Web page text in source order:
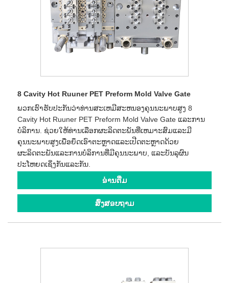
8 Cavity Hot Ruuner PET Preform Mold Valve Gate
ພວກເຮົາຮັບປະກັນວ່າທ່ານສະເຫມີສະຫນອງຄຸນນະພາບສູງ 8
Cavity Hot Ruuner PET Preform Mold Valve Gate ແລະການ
ບໍລິການ. ຊ່ວຍໃຫ້ທ່ານເລືອກຜະລິດຕະພັນທີ່ເຫມາະສົມແລະມີ
ຄຸນນະພາບສູງເພື່ອຍຶດເອົາຕະຫຼາດແລະເປີດຕະຫຼາດດ້ວຍ
ຜະລິດຕະພັນແລະການບໍລິການທີ່ມີຄຸນນະພາບ, ແລະບັນລຸຜົນ
ປະໂຫຍດເຊິ່ງກັນແລະກັນ.
ອ່ານ​ຕື່ມ
ສົ່ງສອບຖາມ